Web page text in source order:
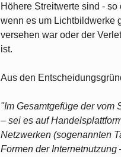
Höhere Streitwerte sind -
wenn es um Lichtbildwerke
versehen war oder der
ist.
Aus den
"Im Gesamtgefüge der vom
– sei es auf
Netzwerken (sogenannten
Formen der